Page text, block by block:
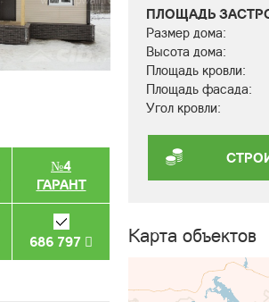
№4
ГАРАНТ
686 797
ПЛОЩАДЬ
Размер дома:
Высота дома:
Площадь кровли:
Площадь фасада:
Угол кровли:
Карта объектов